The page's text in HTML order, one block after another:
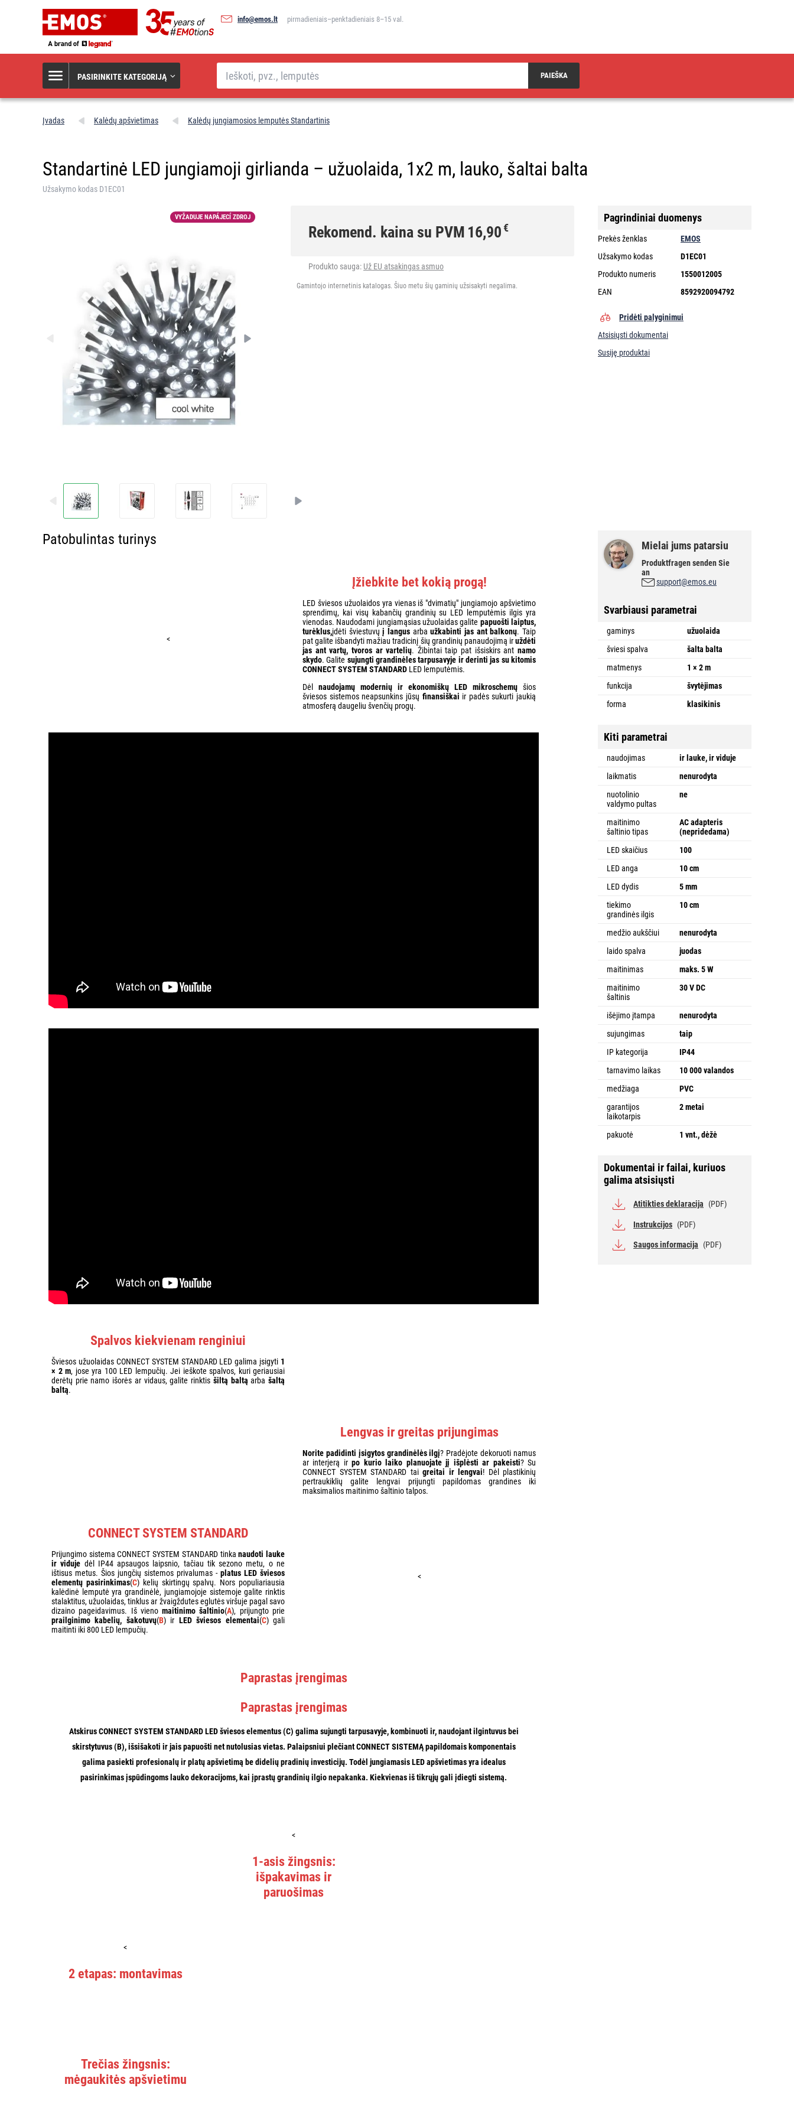
info@emos.lt pirmadieniais–penktadieniais 8–15 val.
PASIRINKITE KATEGORIJĄ
Paieška
PAIEŠKA
Įvadas Kalėdų apšvietimas Kalėdų jungiamosios lemputės Standartinis
Standartinė LED jungiamoji girlianda – užuolaida, 1x2 m, lauko, šaltai balta
Užsakymo kodas D1EC01
VYŽADUJE NAPÁJECÍ ZDROJ
Rekomend. kaina su PVM 16,90€
Produkto sauga: Už EU atsakingas asmuo
Gamintojo internetinis katalogas. Šiuo metu šių gaminių užsisakyti negalima.
Pagrindiniai duomenys
Prekės ženklas
EMOS
Užsakymo kodas
D1EC01
Produkto numeris
1550012005
EAN
8592920094792
Pridėti palyginimui
Atsisiųsti dokumentai
Susiję produktai
Patobulintas turinys
<
Įžiebkite bet kokią progą!
LED šviesos užuolaidos yra vienas iš "dvimatių" jungiamojo apšvietimo
sprendimų, kai visų kabančių grandinių su LED lemputėmis ilgis yra
vienodas. Naudodami jungiamąsias užuolaidas galite papuošti laiptus,
turėklus,įdėti šviestuvųį langus arbaužkabinti jas ant balkonų. Taip
pat galite išbandyti mažiau tradicinį šių grandinių panaudojimą iruždėti
jas ant vartų, tvoros ar vartelių. Žibintai taip pat išsiskirs antnamo
skydo. Galite sujungti grandinėles tarpusavyje ir derinti jas su kitomis
CONNECT SYSTEM STANDARD LED lemputėmis.
Dėl naudojamų modernių ir ekonomiškų LED mikroschemų šios
šviesos sistemos neapsunkins jūsų finansiškai ir padės sukurti jaukią
atmosferą daugeliu švenčių progų.
Spalvos kiekvienam renginiui
Šviesos užuolaidas CONNECT SYSTEM STANDARD LED galima įsigyti 1
× 2 m, jose yra 100 LED lempučių. Jei ieškote spalvos, kuri geriausiai
derėtų prie namo išorės ar vidaus, galite rinktis šiltą baltą arbašaltą
baltą.
Lengvas ir greitas prijungimas
Norite padidinti įsigytos grandinėlės ilgį? Pradėjote dekoruoti namus
ar interjerą irpo kurio laiko planuojate jį išplėsti ar pakeisti? Su
CONNECT SYSTEM STANDARD tai greitai ir lengvai! Dėl plastikinių
pertraukiklių galite lengvai prijungti papildomas grandines iki
maksimalios maitinimo šaltinio talpos.
<
CONNECT SYSTEM STANDARD
Prijungimo sistema CONNECT SYSTEM STANDARD tinkanaudoti lauke
ir viduje dėl IP44 apsaugos laipsnio, tačiau tik sezono metu, o ne
ištisus metus. Šios jungčių sistemos privalumas - platus LED šviesos
elementų pasirinkimas(C) kelių skirtingų spalvų. Nors populiariausia
kalėdinė lemputė yra grandinėlė, jungiamojoje sistemoje galite rinktis
stalaktitus, užuolaidas, tinklus ar žvaigždutes eglutės viršuje pagal savo
dizaino pageidavimus. Iš vienomaitinimo šaltinio(A), prijungto prie
prailginimo kabelių, šakotuvų(B) ir LED šviesos elementai(C) gali
maitinti iki 800 LED lempučių.
Paprastas įrengimas
Paprastas įrengimas
Atskirus CONNECT SYSTEM STANDARD LED šviesos elementus (C) galima sujungti tarpusavyje, kombinuoti ir, naudojant ilgintuvus bei
skirstytuvus (B),išsišakoti ir jais papuošti net nutolusias vietas. Palaipsniui plečiant CONNECT SISTEMĄ papildomais komponentais
galima pasiekti profesionalų ir platų apšvietimą be didelių pradinių investicijų. Todėl jungiamasis LED apšvietimas yra idealus
pasirinkimas įspūdingoms lauko dekoracijoms, kai įprastų grandinių ilgio nepakanka. Kiekvienas iš tikrųjų gali įdiegti sistemą.
<
1-asis žingsnis:
išpakavimas ir
paruošimas
<
2 etapas: montavimas
Trečias žingsnis:
mėgaukitės apšvietimu
Mielai jums patarsiu
Produktfragen senden Sie
an
support@emos.eu
Svarbiausi parametrai
gaminys
užuolaida
šviesi spalva
šalta balta
matmenys
1 × 2 m
funkcija
švytėjimas
forma
klasikinis
Kiti parametrai
naudojimas
ir lauke, ir viduje
laikmatis
nenurodyta
nuotolinio
valdymo pultas
ne
maitinimo
šaltinio tipas
AC adapteris
(nepridedama)
LED skaičius
100
LED anga
10 cm
LED dydis
5 mm
tiekimo
grandinės ilgis
10 cm
medžio aukščiui
nenurodyta
laido spalva
juodas
maitinimas
maks. 5 W
maitinimo
šaltinis
30 V DC
išėjimo įtampa
nenurodyta
sujungimas
taip
IP kategorija
IP44
tarnavimo laikas
10 000 valandos
medžiaga
PVC
garantijos
laikotarpis
2 metai
pakuotė 1 vnt., dėžė
Dokumentai ir failai, kuriuos
galima atsisiųsti
Atitikties deklaracija (PDF)
Instrukcijos (PDF)
Saugos informacija (PDF)